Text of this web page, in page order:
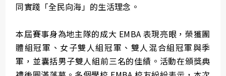
同實踐「全民向海」的生活理念。
本屆賽事身為地主隊的成大 EMBA 表現亮眼，榮獲團
體組冠軍、女子雙人組冠軍、雙人混合組冠軍與季
軍，並囊括男子雙人組前三名的佳績。活動在頒獎典